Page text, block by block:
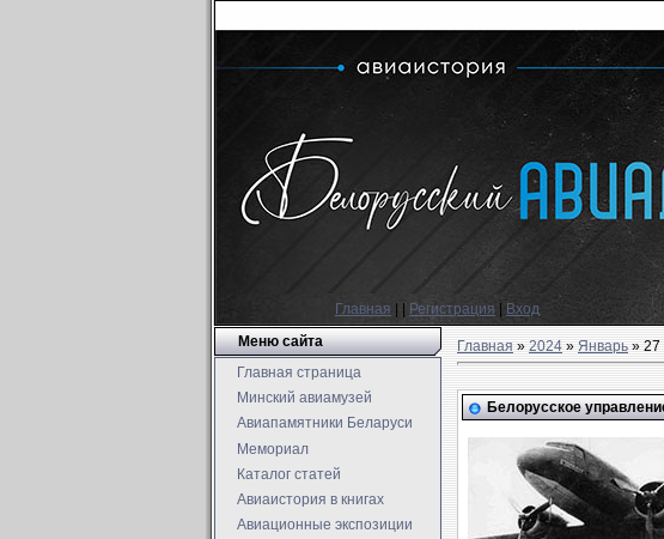
Главная Регистрация
Вход
Меню сайта
Главная страница
Минский авиамузей
Авиапамятники Беларуси
Мемориал
Каталог статей
Авиаистория в книгах
Авиационные экспозиции
Главная»2024 » Январь » 27
Белорусское